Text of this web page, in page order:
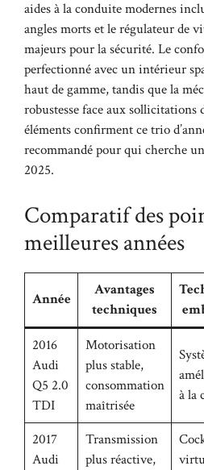
aides à la conduite modernes
angles morts et le régulateur de
majeurs pour la sécurité. Le
perfectionné avec un intérieur
haut de gamme, tandis que la
robustesse face aux sollicitations
éléments confirment ce trio
recommandé pour qui cherche
2025.
Comparatif des
meilleures années
Année
Avantages
techniques
2016
Audi
Q5 2.0
TDI
Motorisation
plus stable,
consommation
maîtrisée
à la
2017
Audi
Transmission
plus réactive,